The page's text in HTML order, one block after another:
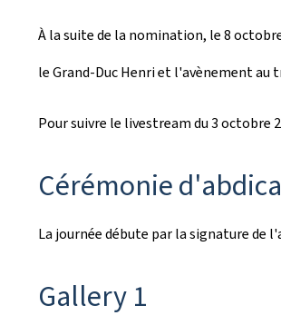
é
e
À la suite de la nomination, le 8
le Grand-Duc Henri et l'avènement au
Pour suivre le livestream du 3 octobre
Cérémonie
La journée débute par la signature de
Gallery 1